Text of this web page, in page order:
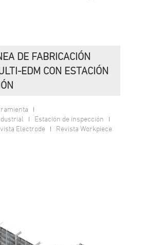
DE FABRICACIÓN
EDM CON ESTACIÓN
Estación de inspección
Electrode Revista Workpiece